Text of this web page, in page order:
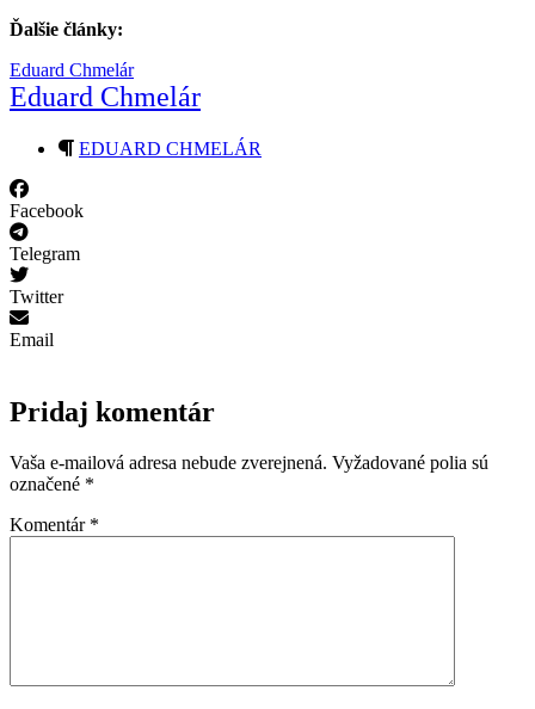
Ďalšie články:
Eduard Chmelár
Eduard Chmelár
EDUARD CHMELÁR
Facebook
Telegram
Twitter
Email
Pridaj komentár
Vaša e-mailová adresa nebude zverejnená. Vyžadované polia sú
označené *
Komentár *